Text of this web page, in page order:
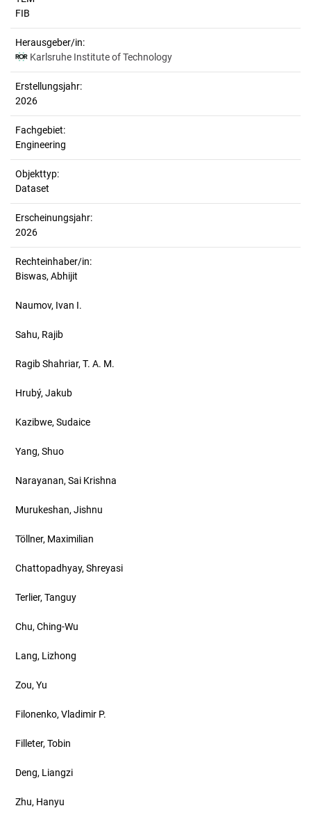
FIB
Herausgeber/in:
Karlsruhe Institute of Technology
Erstellungsjahr:
2026
Fachgebiet:
Engineering
Objekttyp:
Dataset
Erscheinungsjahr:
2026
Rechteinhaber/in:
Biswas, Abhijit
Naumov, Ivan I.
Sahu, Rajib
Ragib Shahriar, T. A. M.
Hrubý, Jakub
Kazibwe, Sudaice
Yang, Shuo
Narayanan, Sai Krishna
Murukeshan, Jishnu
Töllner, Maximilian
Chattopadhyay, Shreyasi
Terlier, Tanguy
Chu, Ching-Wu
Lang, Lizhong
Zou, Yu
Filonenko, Vladimir P.
Filleter, Tobin
Deng, Liangzi
Zhu, Hanyu